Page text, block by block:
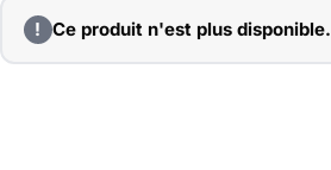
! Ce produit n'est plus disponible.